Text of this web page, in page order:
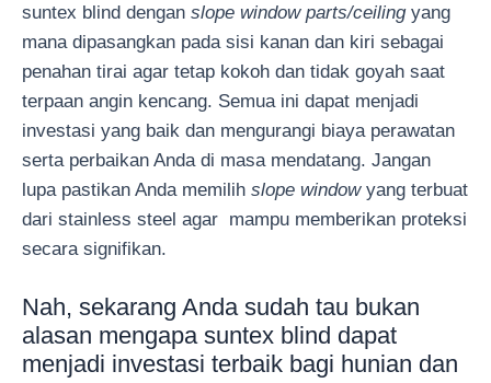
suntex blind dengan slope window parts/ceiling yang
mana dipasangkan pada sisi kanan dan kiri sebagai
penahan tirai agar tetap kokoh dan tidak goyah saat
terpaan angin kencang. Semua ini dapat menjadi
investasi yang baik dan mengurangi biaya perawatan
serta perbaikan Anda di masa mendatang. Jangan
lupa pastikan Anda memilih slope windowyang terbuat
dari stainless steel agar mampu memberikan proteksi
secara signifikan.
Nah, sekarang Anda sudah tau bukan
alasan mengapa suntex blind dapat
menjadi investasi terbaik bagi hunian dan